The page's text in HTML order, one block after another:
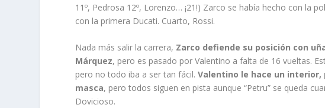
11º, Pedrosa 12º, Lorenzo… ¡21!) Zarco se había hecho con la
con la primera Ducati. Cuarto, Rossi.
Nada más salir la carrera, Zarco defiende su posición con
Márquez, pero es pasado por Valentino a falta de 16 vueltas.
pero no todo iba a ser tan fácil.Valentino le hace un
masca, pero todos siguen en pista aunque “Petru” se queda
Dovicioso.